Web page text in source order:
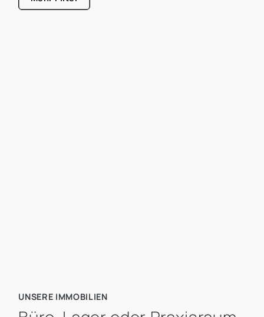
UNSERE IMMOBILIEN